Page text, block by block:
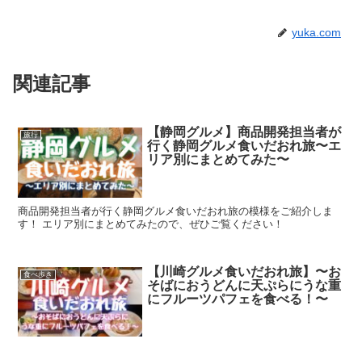
yuka.com
関連記事
旅行
【静岡グルメ】商品開発担当者が
行く静岡グルメ食いだおれ旅〜エ
リア別にまとめてみた〜
商品開発担当者が行く静岡グルメ食いだおれ旅の模様をご紹介しま
す！ エリア別にまとめてみたので、ぜひご覧ください！
食べ歩き
【川崎グルメ食いだおれ旅】〜お
そばにおうどんに天ぷらにうな重
にフルーツパフェを食べる！〜